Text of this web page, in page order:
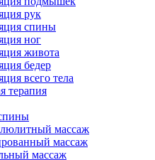
рук
спины
ног
живота
бедер
всего тела
терапия
массаж
массаж
массаж